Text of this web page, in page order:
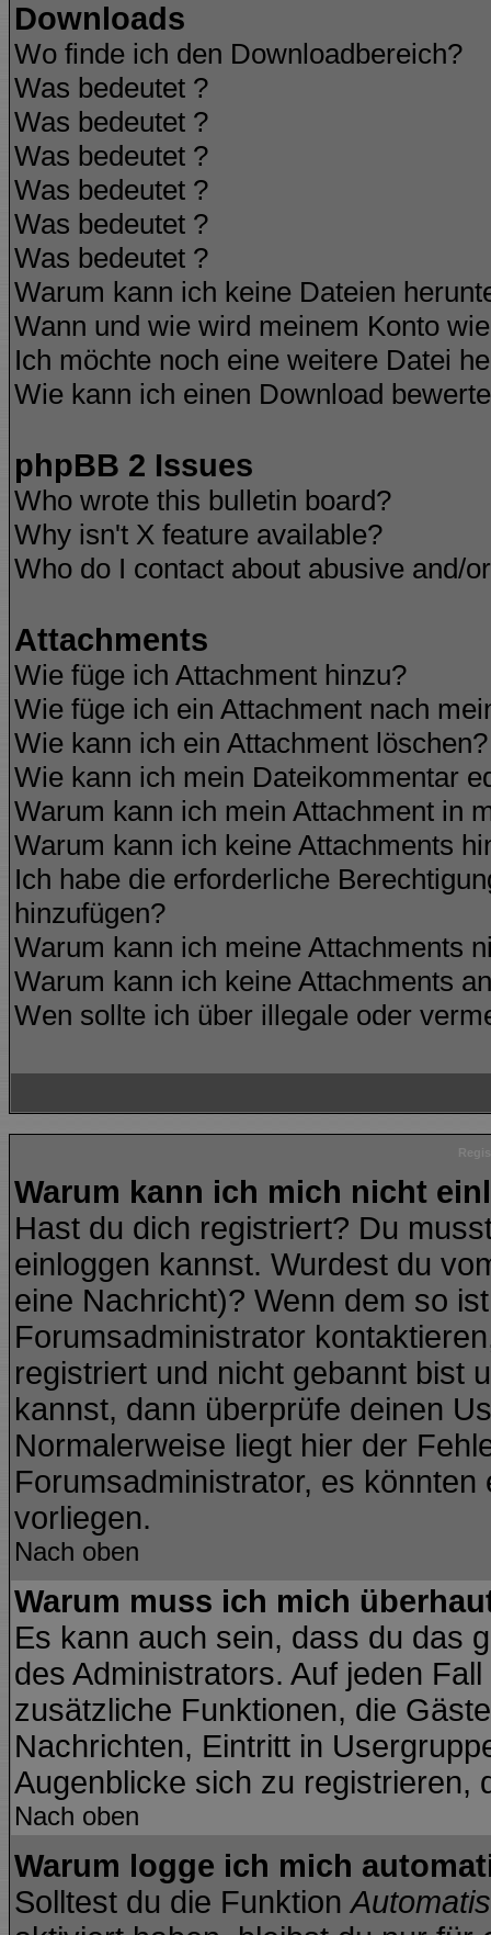
Downloads
Wo finde ich den Downloadbereich?
Was bedeutet ?
Was bedeutet ?
Was bedeutet ?
Was bedeutet ?
Was bedeutet ?
Was bedeutet ?
Warum kann ich keine Dateien
Wann und wie wird meinem Konto
Ich möchte noch eine weitere Datei
Wie kann ich einen Download
phpBB 2 Issues
Who wrote this bulletin board?
Why isn't X feature available?
Who do I contact about abusive and/
Attachments
Wie füge ich Attachment hinzu?
Wie füge ich ein Attachment nach
Wie kann ich ein Attachment löschen?
Wie kann ich mein Dateikommentar
Warum kann ich mein Attachment in
Warum kann ich keine Attachments
Ich habe die erforderliche
hinzufügen?
Warum kann ich meine Attachments
Warum kann ich keine Attachments
Wen sollte ich über illegale oder
Warum kann ich mich nicht
Hast du dich registriert? Du
einloggen kannst. Wurdest du
eine Nachricht)? Wenn dem so
Forumsadministrator
registriert und nicht gebannt bist
kannst, dann überprüfe deinen
Normalerweise liegt hier der
Forumsadministrator, es
vorliegen.
Nach oben
Warum muss ich mich
Es kann auch sein, dass du das
des Administrators. Auf jeden
zusätzliche Funktionen, die
Nachrichten, Eintritt in
Augenblicke sich zu registrieren,
Nach oben
Warum logge ich mich
Solltest du die Funktion